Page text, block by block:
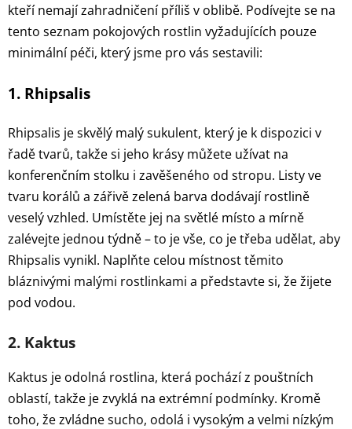
kteří nemají zahradničení příliš v oblibě. Podívejte se na
tento seznam pokojových rostlin vyžadujících pouze
minimální péči, který jsme pro vás sestavili:
1. Rhipsalis
Rhipsalis je skvělý malý sukulent, který je k dispozici v
řadě tvarů, takže si jeho krásy můžete užívat na
konferenčním stolku i zavěšeného od stropu. Listy ve
tvaru korálů a zářivě zelená barva dodávají rostlině
veselý vzhled. Umístěte jej na světlé místo a mírně
zalévejte jednou týdně – to je vše, co je třeba udělat, aby
Rhipsalis vynikl. Naplňte celou místnost těmito
bláznivými malými rostlinkami a představte si, že žijete
pod vodou.
2. Kaktus
Kaktus je odolná rostlina, která pochází z pouštních
oblastí, takže je zvyklá na extrémní podmínky. Kromě
toho, že zvládne sucho, odolá i vysokým a velmi nízkým